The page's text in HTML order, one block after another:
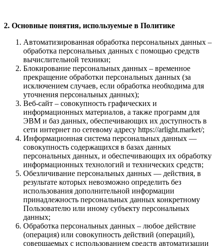
2. Основные понятия, используемые в Политике
Автоматизированная обработка персональных данных –
обработка персональных данных с помощью средств
вычислительной техники;
Блокирование персональных данных – временное
прекращение обработки персональных данных (за
исключением случаев, если обработка необходима для
уточнения персональных данных);
Веб-сайт – совокупность графических и
информационных материалов, а также программ для
ЭВМ и баз данных, обеспечивающих их доступность в
сети интернет по сетевому адресу https://arlight.market/;
Информационная система персональных данных —
совокупность содержащихся в базах данных
персональных данных, и обеспечивающих их обработку
информационных технологий и технических средств;
Обезличивание персональных данных — действия, в
результате которых невозможно определить без
использования дополнительной информации
принадлежность персональных данных конкретному
Пользователю или иному субъекту персональных
данных;
Обработка персональных данных – любое действие
(операция) или совокупность действий (операций),
совершаемых с использованием средств автоматизации